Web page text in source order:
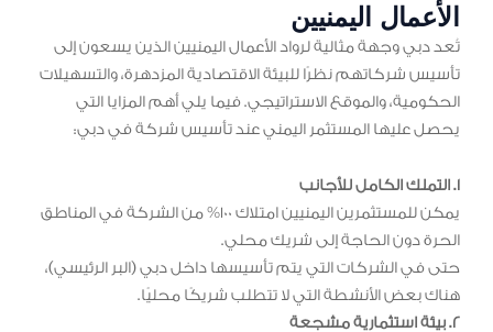
الأعمال اليمنيين
تُعد دبي وجهة مثالية لرواد الأعمال اليمنيين الذين يسعون إلى
تأسيس شركاتهم نظرًا للبيئة الاقتصادية المزدهرة، والتسهيلات
الحكومية، والموقع الاستراتيجي. فيما يلي أهم المزايا التي
يحصل عليها المستثمر اليمني عند تأسيس شركة في دبي:
1. التملك الكامل للأجانب
يمكن للمستثمرين اليمنيين امتلاك 100% من الشركة في المناطق
الحرة دون الحاجة إلى شريك محلي.
حتى في الشركات التي يتم تأسيسها داخل دبي (البر الرئيسي)،
هناك بعض الأنشطة التي لا تتطلب شريكًا محليًا.
2. بيئة استثمارية مشجعة